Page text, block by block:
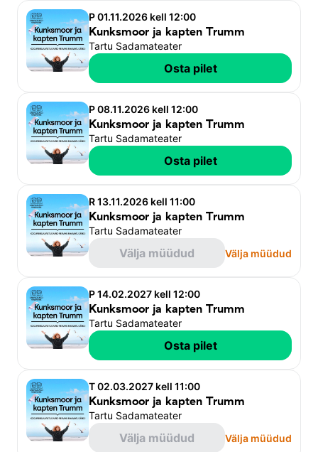
teater hilinemise tõttu kasutamata jäänud pileteid.
Soovitame varuda piisavalt aega teatrisse tulekuks,
piletikontrolliks ja istekoha leidmiseks ning soovime
teile teatrielamust!
P 01.11.2026 kell 12:00
Kunksmoor ja kapten Trumm
Tartu Sadamateater
Osta pilet
P 08.11.2026 kell 12:00
Kunksmoor ja kapten Trumm
Tartu Sadamateater
Osta pilet
R 13.11.2026 kell 11:00
Kunksmoor ja kapten Trumm
Tartu Sadamateater
Välja müüdud Välja müüdud
P 14.02.2027 kell 12:00
Kunksmoor ja kapten Trumm
Tartu Sadamateater
Osta pilet
T 02.03.2027 kell 11:00
Kunksmoor ja kapten Trumm
Tartu Sadamateater
Välja müüdud Välja müüdud